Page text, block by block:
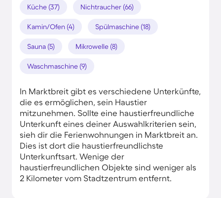
Küche (37) Nichtraucher (66)
Kamin/Ofen (4) Spülmaschine (18)
Sauna (5) Mikrowelle (8)
Waschmaschine (9)
In Marktbreit gibt es verschiedene Unterkünfte,
die es ermöglichen, sein Haustier
mitzunehmen. Sollte eine haustierfreundliche
Unterkunft eines deiner Auswahlkriterien sein,
sieh dir die Ferienwohnungen in Marktbreit an.
Dies ist dort die haustierfreundlichste
Unterkunftsart. Wenige der
haustierfreundlichen Objekte sind weniger als
2 Kilometer vom Stadtzentrum entfernt.